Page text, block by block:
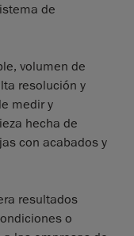
de
volumen de
resolución y
medir y
hecha de
con acabados y
resultados
o